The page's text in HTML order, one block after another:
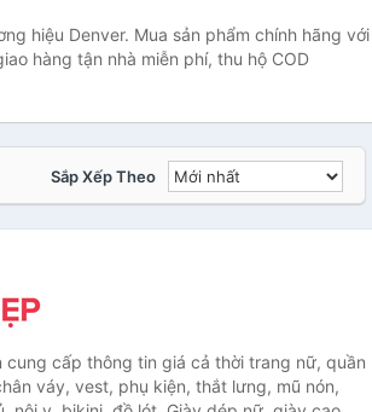
hiệu Denver. Mua sản phẩm chính hãng với
hàng tận nhà miễn phí, thu hộ COD
Sắp Xếp Theo
cung cấp thông tin giá cả thời trang nữ, quần
váy, vest, phụ kiện, thắt lưng, mũ nón,